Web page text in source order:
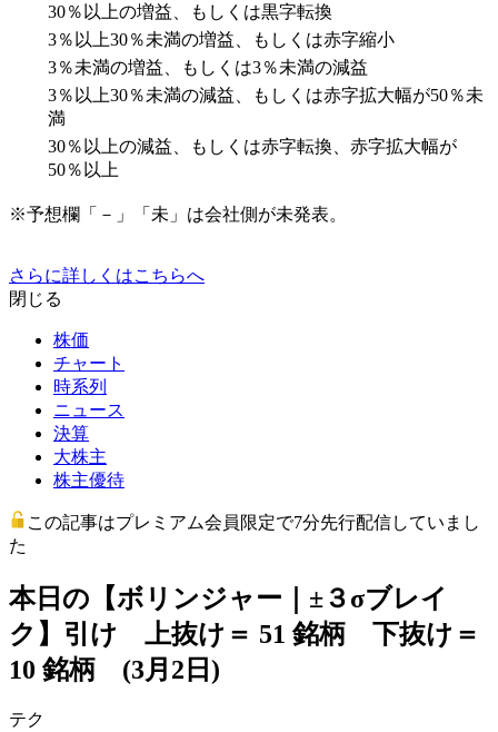
30％以上の増益、もしくは黒字転換
3％以上30％未満の増益、もしくは赤字縮小
3％未満の増益、もしくは3％未満の減益
3％以上30％未満の減益、もしくは赤字拡大幅が50％未
満
30％以上の減益、もしくは赤字転換、赤字拡大幅が
50％以上
※予想欄「－」「未」は会社側が未発表。
さらに詳しくはこちらへ
閉じる
株価
チャート
時系列
ニュース
決算
大株主
株主優待
この記事はプレミアム会員限定で7分先行配信していまし
た
本日の【ボリンジャー｜±３σブレイ
ク】引け 上抜け＝ 51 銘柄 下抜け＝
10 銘柄 (3月2日)
テク